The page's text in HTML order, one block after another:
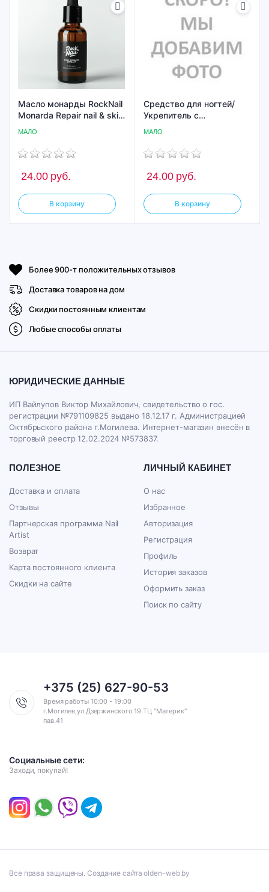
Масло монарды RockNail
Monarda Repair nail & skin
МАЛО
24.00 руб.
В корзину
Средство для ногтей/
Укрепитель с
для ослабленных и
ломких ногтей, 12.5 мл
(Rose)
МАЛО
24.00 руб.
В корзину
Более 900-т положительных отзывов
Доставка товаров на дом
Скидки постоянным клиентам
Любые способы оплаты
ЮРИДИЧЕСКИЕ ДАННЫЕ
ИП Вайлупов Виктор Михайлович, свидетельство о гос.
регистрации №791109825 выдано 18.12.17 г. Администрацией
Октябрьского района г.Могилева. Интернет-магазин внесён в
торговый реестр 12.02.2024 №573837.
ПОЛЕЗНОЕ
Доставка и оплата
Отзывы
Партнерская программа Nail
Artist
Возврат
Карта постоянного клиента
Скидки на сайте
ЛИЧНЫЙ КАБИНЕТ
О нас
Избранное
Авторизация
Регистрация
Профиль
История заказов
Оформить заказ
Поиск по сайту
+375 (25) 627-90-53
Время работы 10:00 - 19:00
г.Могилев,ул.Дзержинского 19 ТЦ "Материк"
пав.41
Социальные сети:
Заходи, покупай!
Все права защищены. Создание сайта olden-web.by